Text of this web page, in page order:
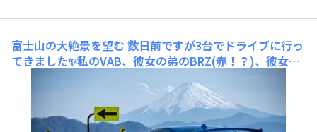
富士山の大絶景を望む数日前ですが3台でドライブに行っ
てきました✨私のVAB、彼女の弟のBRZ(赤！？)、彼女の
🏃‍♂️ ルートは以下の通りです。宮ケ瀬⇒道志みち⇒奥多摩
⇒大菩薩ライン⇒柳沢峠⇒ほったらかし温泉⇒御坂みち⇒
道志みちと沢山走りました。